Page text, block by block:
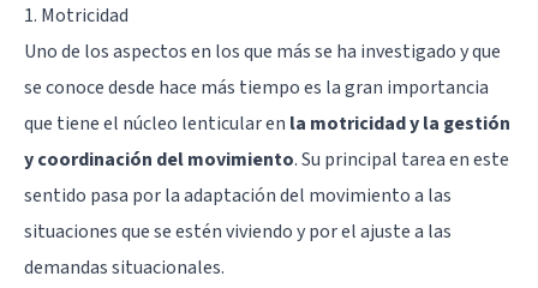
1. Motricidad
Uno de los aspectos en los que más se ha investigado y que
se conoce desde hace más tiempo es la gran importancia
que tiene el núcleo lenticular en la motricidad y la gestión
y coordinación del movimiento. Su principal tarea en este
sentido pasa por la adaptación del movimiento a las
situaciones que se estén viviendo y por el ajuste a las
demandas situacionales.